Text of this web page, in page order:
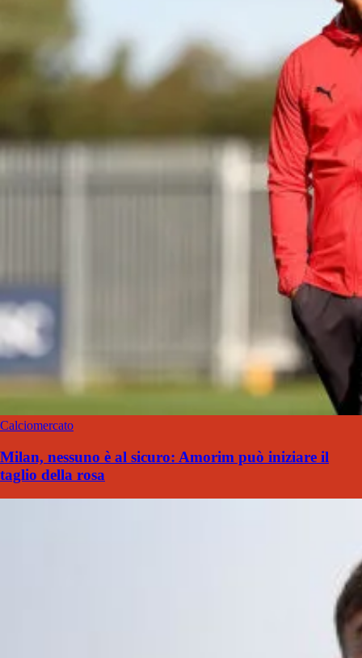
Calciomercato
Milan, nessuno è al sicuro: Amorim può iniziare il
taglio della rosa